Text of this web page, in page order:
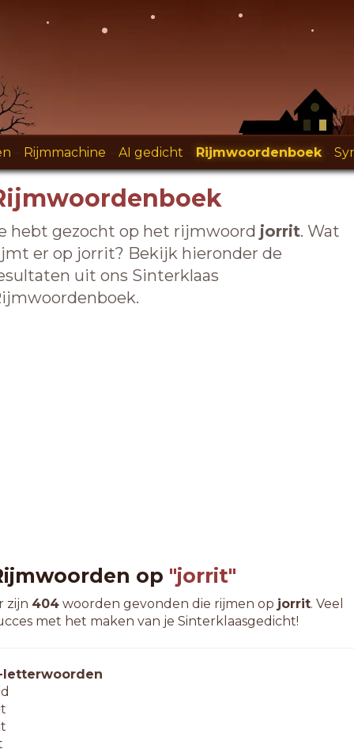
Rijmmachine AI gedicht Rijmwoordenboek
hebt gezocht op het rijmwoord jorrit. Wat
er op jorrit? Bekijk hieronder de
uit ons Sinterklaas
op "jorrit"
zijn 404woorden gevonden die rijmen op jorrit. Veel
met het maken van je Sinterklaasgedicht!
letterwoorden